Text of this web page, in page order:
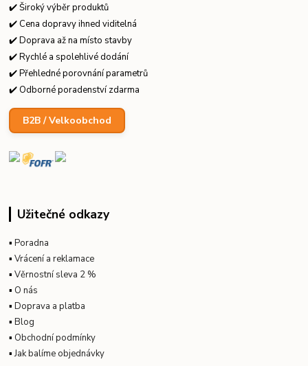
✔️ Široký výběr produktů
✔️ Cena dopravy ihned viditelná
✔️ Doprava až na místo stavby
✔️ Rychlé a spolehlivé dodání
✔️ Přehledné porovnání parametrů
✔️ Odborné poradenství zdarma
B2B / Velkoobchod
Užitečné odkazy
▪Poradna
▪Vrácení a reklamace
▪Věrnostní sleva 2 %
▪ O nás
▪Doprava a platba
▪Blog
▪ Obchodní podmínky
▪Jak balíme objednávky